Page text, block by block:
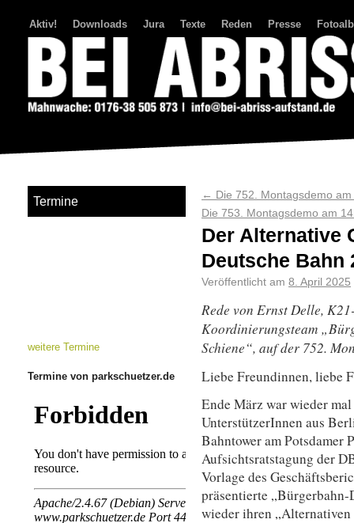
Aktiv! Downloads Jura Texte Reden Presse
← Die 752. Montagsdemo
Die 753. Montagsdemo am
Der Alternative
Deutsche Bahn
Veröffentlicht am 8. April 2025
Rede von Ernst Delle,
Koordinierungsteam
Schiene“, auf der 752.
Liebe Freundinnen, liebe
Ende März war wieder
UnterstützerInnen aus
Bahntower am Potsdamer
Aufsichtsratstagung der
Vorlage des
präsentierte
wieder ihren
Termine
weitere Termine
Termine von parkschuetzer.de